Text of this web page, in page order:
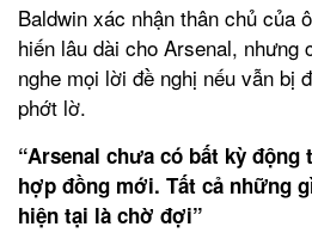
Baldwin xác nhận thân chủ của
hiến lâu dài cho Arsenal, nhưng
nghe mọi lời đề nghị nếu vẫn bị
phớt lờ.
“Arsenal chưa có bất kỳ
hợp đồng mới. Tất cả những
hiện tại là chờ đợi”